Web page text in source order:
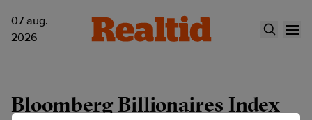
07 aug.
2026
Bloomberg Billionaires Index